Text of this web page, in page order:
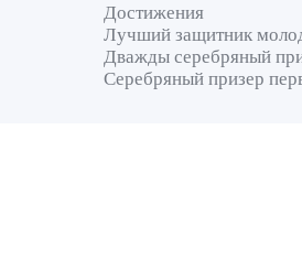
Достижения
Лучший защитник
Дважды серебряный
Серебряный призер